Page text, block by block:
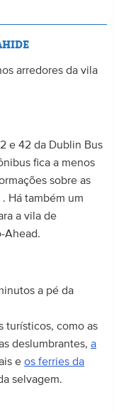
arredores da vila
e 42 da Dublin Bus
fica a menos
sobre as
. Há também um
a vila de
Ahead.
a pé da
turísticos, como as
deslumbrantes, a
e os ferries da
selvagem.